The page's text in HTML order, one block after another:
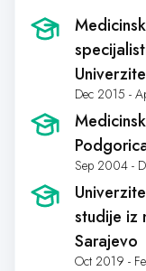
Dec 2015 -
Sep 2004 -
studije iz
Sarajevo
Oct 2019 -